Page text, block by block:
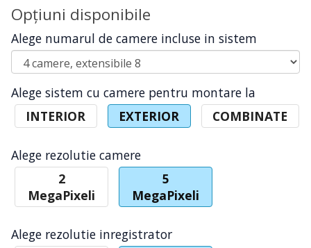
Opţiuni disponibile
Alege numarul de camere incluse in sistem
Alege sistem cu camere pentru montare la
INTERIOR
EXTERIOR COMBINATE
Alege rezolutie camere
2
MegaPixeli
5
MegaPixeli
Alege rezolutie inregistrator